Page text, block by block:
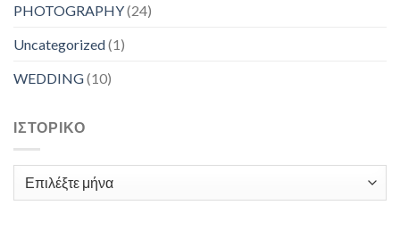
PHOTOGRAPHY(24)
Uncategorized(1)
WEDDING(10)
ΙΣΤΟΡΙΚΌ
Ιστορικό